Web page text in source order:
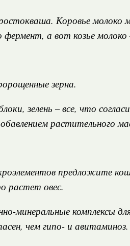
Коровье молоко
а вот козье молоко
зерна.
зелень – все, что
растительного
предложите
растет овес.
минеральные комплексы
чем гипо- и авитаминоз.